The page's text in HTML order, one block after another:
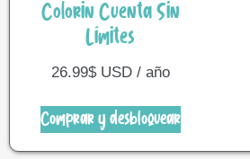
Colorin Cuenta Sin
Límites
26.99$USD / año
Comprar y desbloquear